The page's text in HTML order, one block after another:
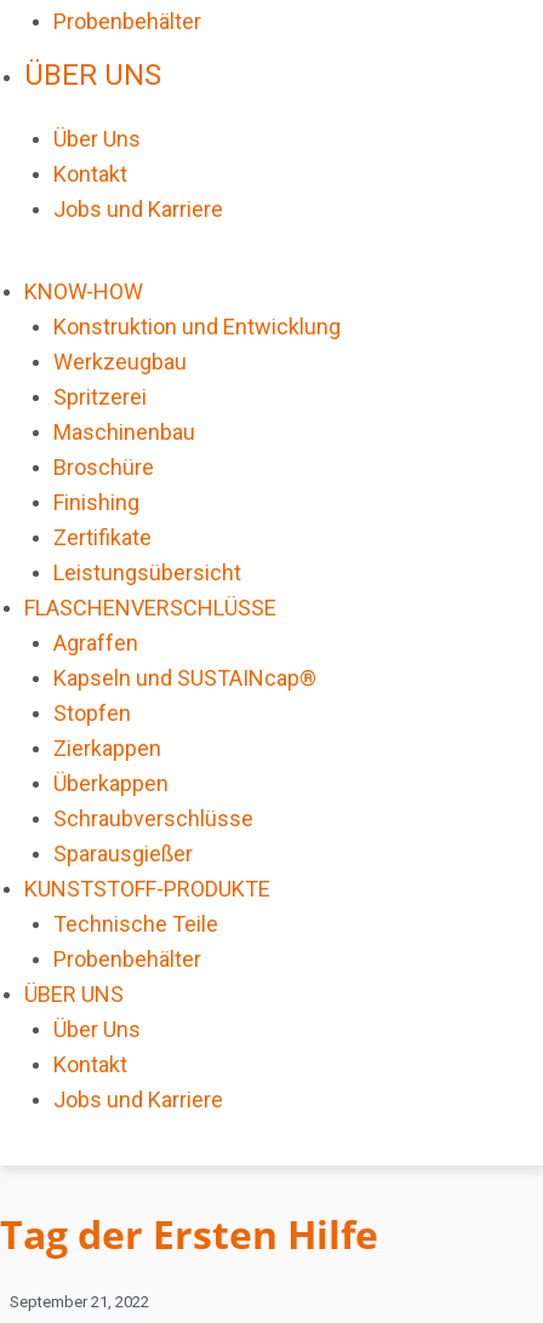
Probenbehälter
ÜBER UNS
Über Uns
Kontakt
Jobs und Karriere
KNOW-HOW
Konstruktion und Entwicklung
Werkzeugbau
Spritzerei
Maschinenbau
Broschüre
Finishing
Zertifikate
Leistungsübersicht
FLASCHENVERSCHLÜSSE
Agraffen
Kapseln und SUSTAINcap®
Stopfen
Zierkappen
Überkappen
Schraubverschlüsse
Sparausgießer
KUNSTSTOFF-PRODUKTE
Technische Teile
Probenbehälter
ÜBER UNS
Über Uns
Kontakt
Jobs und Karriere
Tag der Ersten Hilfe
September 21, 2022